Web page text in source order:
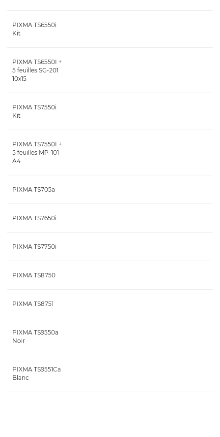
PIXMA TS6550i
Kit
PIXMA TS6550I +
5 feuilles SG-201
10x15
PIXMA TS7550i
Kit
PIXMA TS7550I +
5 feuilles MP-101
A4
PIXMA TS705a
PIXMA TS7650i
PIXMA TS7750i
PIXMA TS8750
PIXMA TS8751
PIXMA TS9550a
Noir
PIXMA TS9551Ca
Blanc